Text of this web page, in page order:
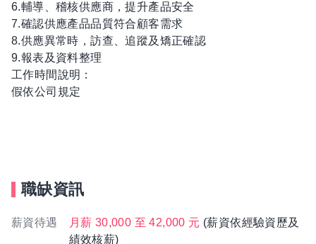
6.輔導、稽核供應商，提升產品安全
7.確認供應產品品質符合顧客需求
8.供應異常時，訪查、追蹤及矯正確認
9.報表及資料整理
工作時間說明：
假依公司規定
職缺資訊
薪資待遇 月薪 30,000 至 42,000 元 (薪資依經驗資歷及
績效核薪)